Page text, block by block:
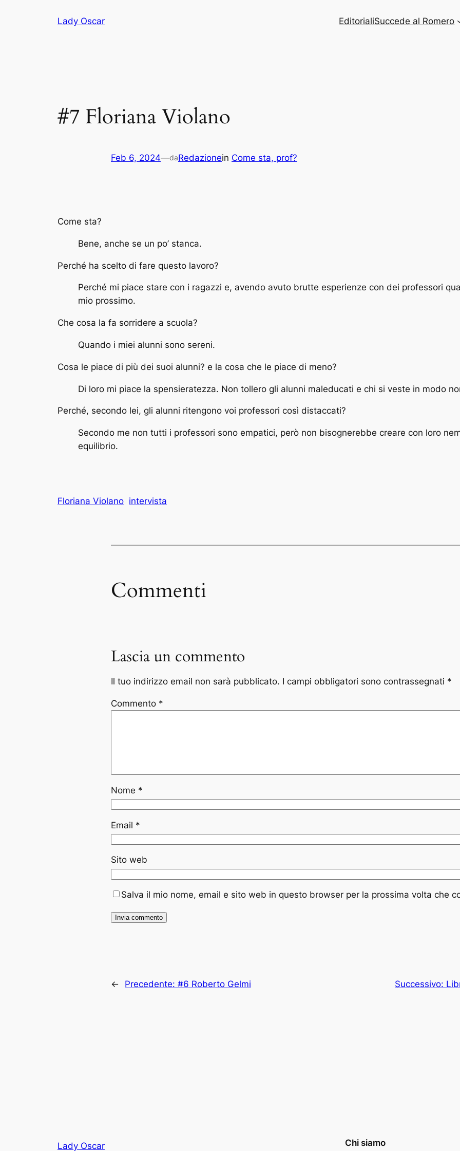
Lady Oscar EditorialiSuccede al Romero
#7 Floriana Violano
Feb 6, 2024—daRedazionein Come sta, prof?
Come sta?
Bene, anche se un po’ stanca.
Perché ha scelto di fare questo lavoro?
Perché mi piace stare con i ragazzi e, avendo avuto brutte esperienze con dei professori
mio prossimo.
Che cosa la fa sorridere a scuola?
Quando i miei alunni sono sereni.
Cosa le piace di più dei suoi alunni? e la cosa che le piace di meno?
Di loro mi piace la spensieratezza. Non tollero gli alunni maleducati e chi si veste in modo
Perché, secondo lei, gli alunni ritengono voi professori così distaccati?
Secondo me non tutti i professori sono empatici, però non bisognerebbe creare con loro
equilibrio.
Floriana Violano intervista
Commenti
Lascia un commento
Il tuo indirizzo email non sarà pubblicato. I campi obbligatori sono contrassegnati *
Commento *
Nome *
Email *
Sito web
Salva il mio nome, email e sito web in questo browser per la prossima volta che
← Precedente: #6 Roberto Gelmi Successivo:
Lady Oscar Chi siamo